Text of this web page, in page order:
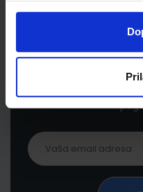
Prijavite se kako bi